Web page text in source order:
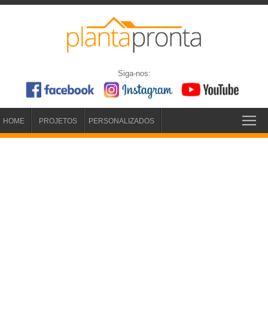
Siga-nos:
HOME PROJETOS PERSONALIZADOS